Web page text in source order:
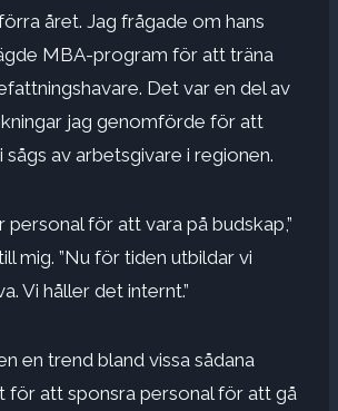
året. Jag frågade om hans
MBA-program för att träna
Det var en del av
jag genomförde för att
sågs av arbetsgivare i regionen.
personal för att vara på budskap,”
mig. ”Nu för tiden utbildar vi
Vi håller det internt.”
en trend bland vissa sådana
för att sponsra personal för att gå